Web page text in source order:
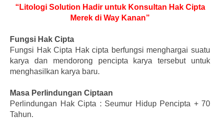
“Litologi Solution Hadir untuk Konsultan Hak Cipta
Merek di Way Kanan”
Fungsi Hak Cipta
Fungsi Hak Cipta Hak cipta berfungsi menghargai suatu
karya dan mendorong pencipta karya tersebut untuk
menghasilkan karya baru.
Masa Perlindungan Ciptaan
Perlindungan Hak Cipta : Seumur Hidup Pencipta + 70
Tahun.